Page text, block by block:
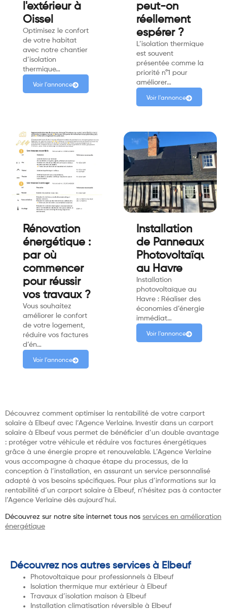
l'extérieur à
Oissel
Optimisez le confort
de votre habitat
avec notre chantier
d’isolation
thermique…
Voir l'annonce
peut-on
réellement
espérer ?
L’isolation thermique
est souvent
présentée comme la
priorité n°1 pour
améliorer…
Voir l'annonce
Rénovation
énergétique :
par où
commencer
pour réussir
vos travaux ?
Vous souhaitez
améliorer le confort
de votre logement,
réduire vos factures
d’én…
Voir l'annonce
Installation
de Panneaux
Photovoltaïque
au Havre
Installation
photovoltaïque au
Havre : Réaliser des
économies d’énergie
immédiat…
Voir l'annonce
Découvrez comment optimiser la rentabilité de votre carport
solaire à Elbeuf avec l’Agence Verlaine. Investir dans un carport
solaire à Elbeuf vous permet de bénéficier d’un double avantage
: protéger votre véhicule et réduire vos factures énergétiques
grâce à une énergie propre et renouvelable. L’Agence Verlaine
vous accompagne à chaque étape du processus, de la
conception à l’installation, en assurant un service personnalisé
adapté à vos besoins spécifiques. Pour plus d’informations sur la
rentabilité d’un carport solaire à Elbeuf, n’hésitez pas à contacter
l’Agence Verlaine dès aujourd’hui.
Découvrez sur notre site internet tous nos services en amélioration
énergétique
Découvrez nos autres services à Elbeuf
Photovoltaïque pour professionnels à Elbeuf
Isolation thermique mur extérieur à Elbeuf
Travaux d’isolation maison à Elbeuf
Installation climatisation réversible à Elbeuf